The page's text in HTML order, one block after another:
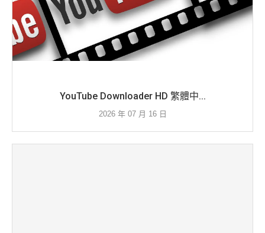
YouTube Downloader HD 繁體中...
2026 年 07 月 16 日